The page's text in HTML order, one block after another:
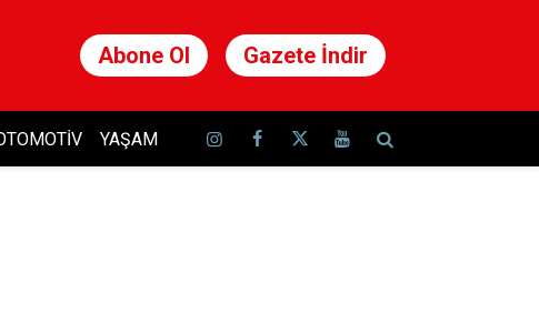
Abone Ol Gazete İndir
YAŞAM